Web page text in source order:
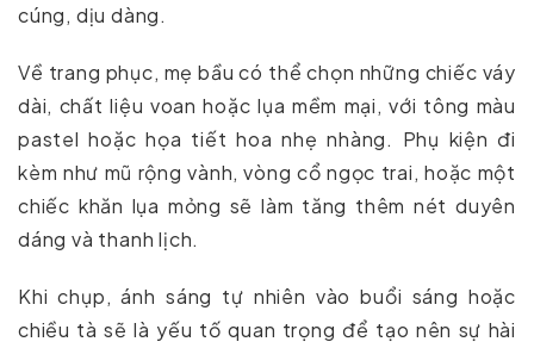
cúng, dịu dàng.
Về trang phục, mẹ bầu có thể chọn những chiếc váy
dài, chất liệu voan hoặc lụa mềm mại, với tông màu
pastel hoặc họa tiết hoa nhẹ nhàng. Phụ kiện đi
kèm như mũ rộng vành, vòng cổ ngọc trai, hoặc một
chiếc khăn lụa mỏng sẽ làm tăng thêm nét duyên
dáng và thanh lịch.
Khi chụp, ánh sáng tự nhiên vào buổi sáng hoặc
chiều tà sẽ là yếu tố quan trọng để tạo nên sự hài